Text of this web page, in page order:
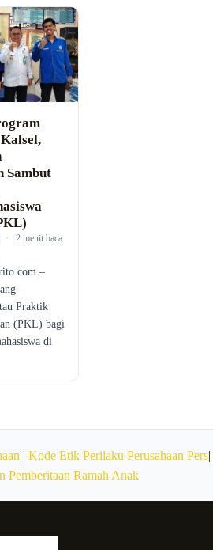
Sambut
· 2 menit baca
–
Praktik
(PKL) bagi
di
| Kode Etik Perilaku Perusahaan Pers|
Pemberitaan Ramah Anak